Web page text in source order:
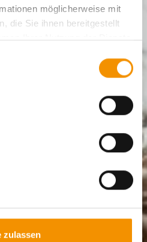
möglicherweise mit
die Sie ihnen bereitgestellt
Ihrer Nutzung der Dienste
zulassen